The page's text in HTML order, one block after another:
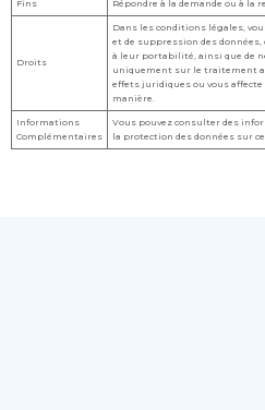
Fins Répondre à la demande ou à la
Droits
Dans les conditions légales,
et de suppression des
à leur portabilité, ainsi que de
uniquement sur le traitement
effets juridiques ou vous
manière.
Informations
Complémentaires
Vous pouvez consulter des
la protection des données sur ce